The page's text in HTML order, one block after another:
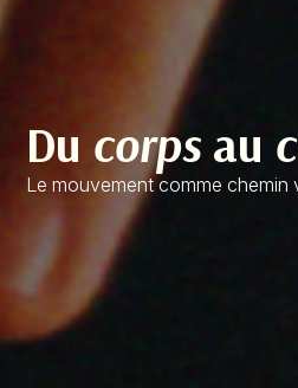
Du corps au
Le mouvement comme chemin